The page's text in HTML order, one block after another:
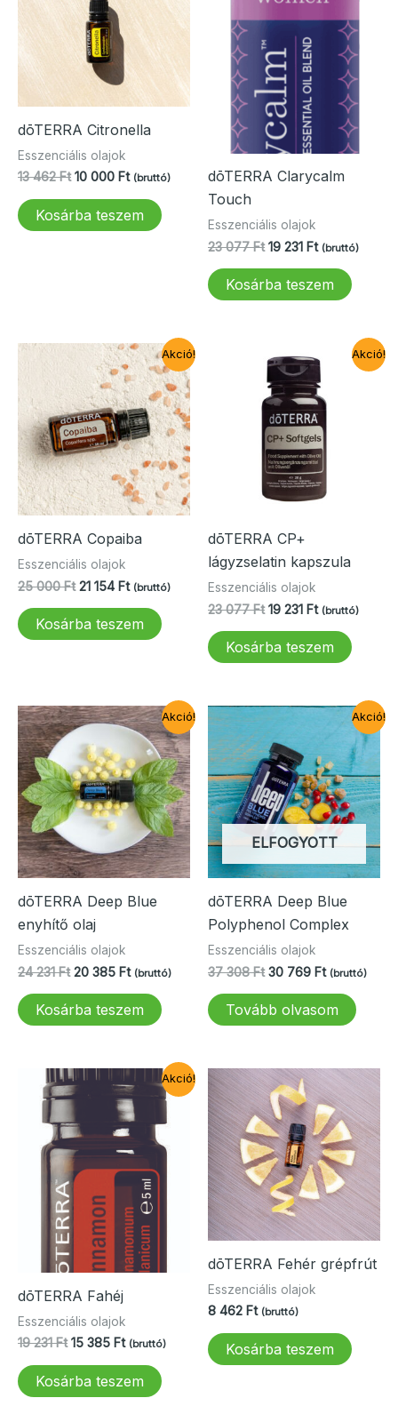
dōTERRA Citronella
Esszenciális olajok
13 462Ft Original
was:
13
10 000 FtCurrent
10
(bruttó)
Kosárba teszem
dōTERRA Clarycalm
Touch
Esszenciális olajok
23 077Ft Original
was:
23
19 231 FtCurrent
19
(bruttó)
Kosárba teszem
Akció!
dōTERRA Copaiba
Esszenciális olajok
25 000Ft Original
was:
25
21 154 FtCurrent
21
(bruttó)
Kosárba teszem
Akció!
dōTERRA CP+
lágyzselatin kapszula
Esszenciális olajok
23 077Ft Original
was:
23
19 231 FtCurrent
19
(bruttó)
Kosárba teszem
Akció!
dōTERRA Deep Blue
enyhítő olaj
Esszenciális olajok
24 231Ft Original
was:
24
20 385 FtCurrent
20
(bruttó)
Kosárba teszem
Akció!
ELFOGYOTT
dōTERRA Deep Blue
Polyphenol Complex
Esszenciális olajok
37 308Ft Original
was:
37
30 769 FtCurrent
30
(bruttó)
Tovább olvasom
Akció!
dōTERRA Fahéj
Esszenciális olajok
19 231Ft Original
was:
19
15 385 FtCurrent
15
(bruttó)
Kosárba teszem
dōTERRA Fehér grépfrút
Esszenciális olajok
8 462 Ft (bruttó)
Kosárba teszem